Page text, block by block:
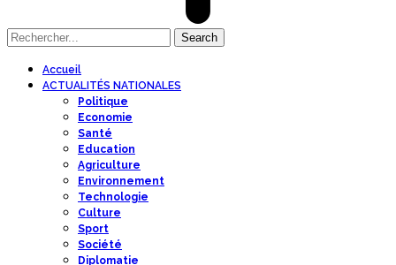
Accueil
ACTUALITÉS NATIONALES
Politique
Economie
Santé
Education
Agriculture
Environnement
Technologie
Culture
Sport
Société
Diplomatie